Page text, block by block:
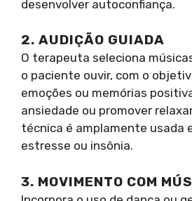
desenvolver autoconfiança.
2. AUDIÇÃO GUIADA
O terapeuta seleciona
o paciente ouvir, com o
emoções ou memórias
ansiedade ou promover
técnica é amplamente usada
estresse ou insônia.
3. MOVIMENTO COM